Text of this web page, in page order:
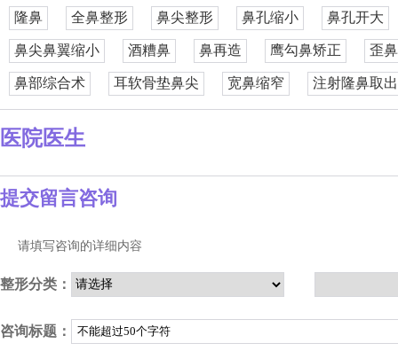
隆鼻 全鼻整形 鼻尖整形 鼻孔缩小 鼻孔开大
鼻尖鼻翼缩小 酒糟鼻 鼻再造 鹰勾鼻矫正 歪
鼻部综合术 耳软骨垫鼻尖 宽鼻缩窄 注射隆鼻取出
医院医生
提交留言咨询
请填写咨询的详细内容
整形分类：
咨询标题：